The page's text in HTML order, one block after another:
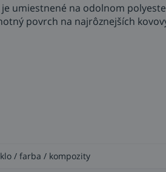
umiestnené na odolnom
povrch na najrôznejších
/ farba / kompozity